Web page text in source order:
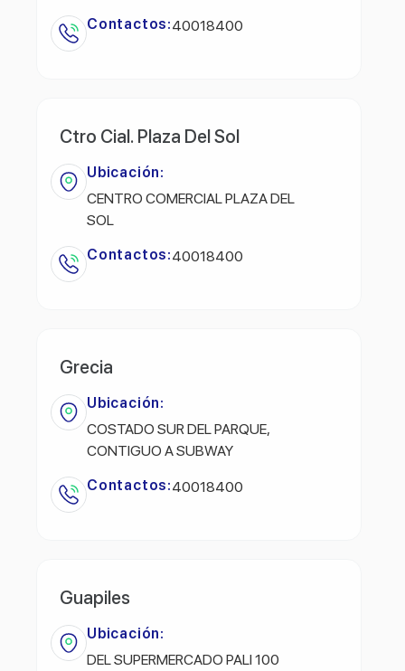
Contactos:40018400
Ctro Cial. Plaza Del Sol
Ubicación:
CENTRO COMERCIAL PLAZA DEL
SOL
Contactos:40018400
Grecia
Ubicación:
COSTADO SUR DEL PARQUE,
CONTIGUO A SUBWAY
Contactos:40018400
Guapiles
Ubicación:
DEL SUPERMERCADO PALI 100